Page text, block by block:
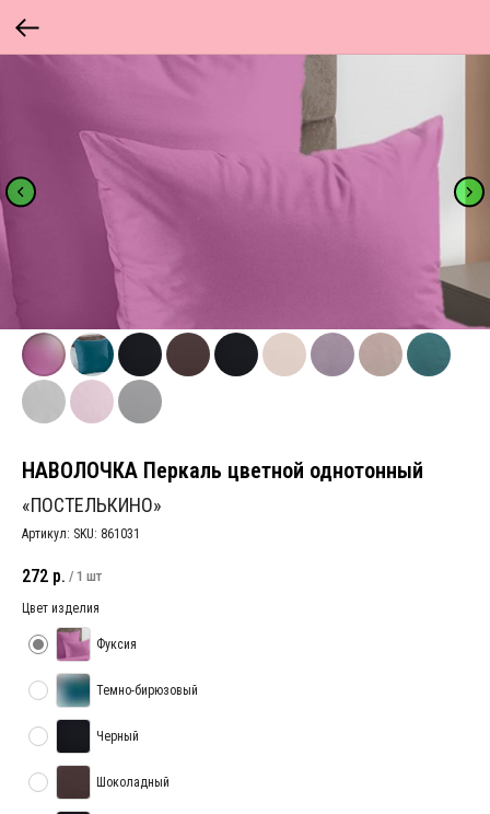
НАВОЛОЧКА Перкаль цветной однотонный
«ПОСТЕЛЬКИНО»
Артикул: SKU: 861031
272 р. / 1 шт
Цвет изделия
Фуксия
Темно-бирюзовый
Черный
Шоколадный